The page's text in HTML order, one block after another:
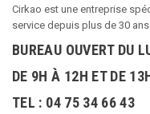
Cirkao est une entreprise
service depuis plus de 30 ans.
BUREAU OUVERT DU
DE 9H À 12H ET DE
TEL : 04 75 34 66 43